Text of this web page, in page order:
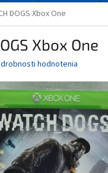
DOGS Xbox One
Xbox One
hodnotenia